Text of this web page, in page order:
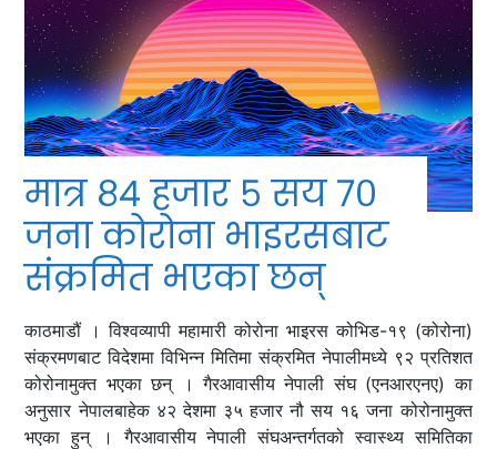
मात्र ८४ हजार ५ सय ७०
जना कोरोना भाइरसबाट
संक्रमित भएका छन्
काठमाडौं । विश्वव्यापी महामारी कोरोना भाइरस कोभिड-१९ (कोरोना)
संक्रमणबाट विदेशमा विभिन्‍न मितिमा संक्रमित नेपालीमध्ये ९२ प्रतिशत
कोरोनामुक्त भएका छन् । गैरआवासीय नेपाली संघ (एनआरएनए) का
अनुसार नेपालबाहेक ४२ देशमा ३५ हजार नौ सय १६ जना कोरोनामुक्त
भएका हुन् । गैरआवासीय नेपाली संघअन्तर्गतको स्वास्थ्य समितिका